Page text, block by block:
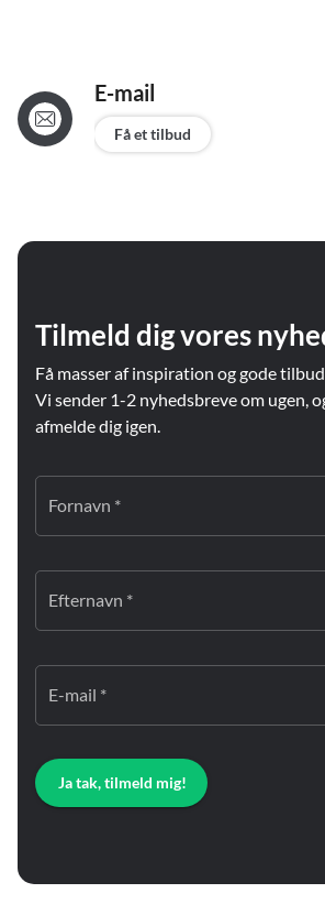
E-mail
Få et tilbud
Tilmeld dig vores
Få masser af inspiration og gode
Vi sender 1-2 nyhedsbreve om ugen,
afmelde dig igen.
Fornavn *
Efternavn *
E-mail *
Ja tak, tilmeld mig!